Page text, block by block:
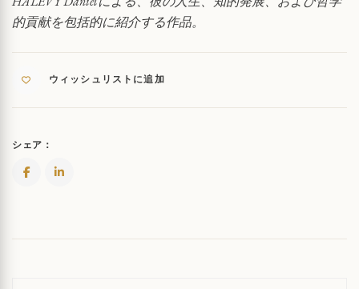
の
生
的貢献を包括的に紹介する作品。
ウィッシュリストに追加
シェア：